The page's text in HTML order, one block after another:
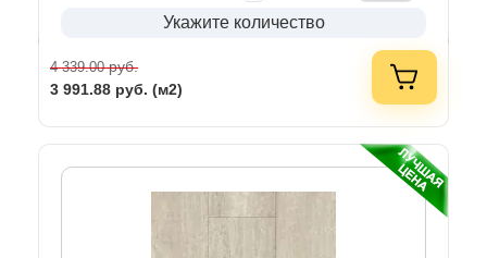
Укажите количество
4 339.00руб.
3 991.88 руб. (м2)